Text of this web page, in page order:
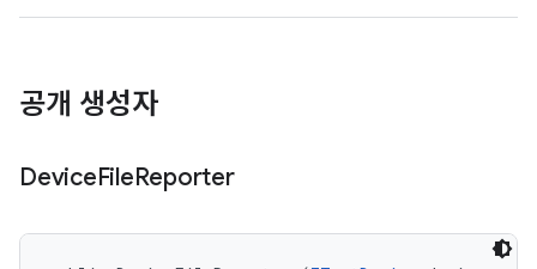
공개 생성자
DeviceFileReporter